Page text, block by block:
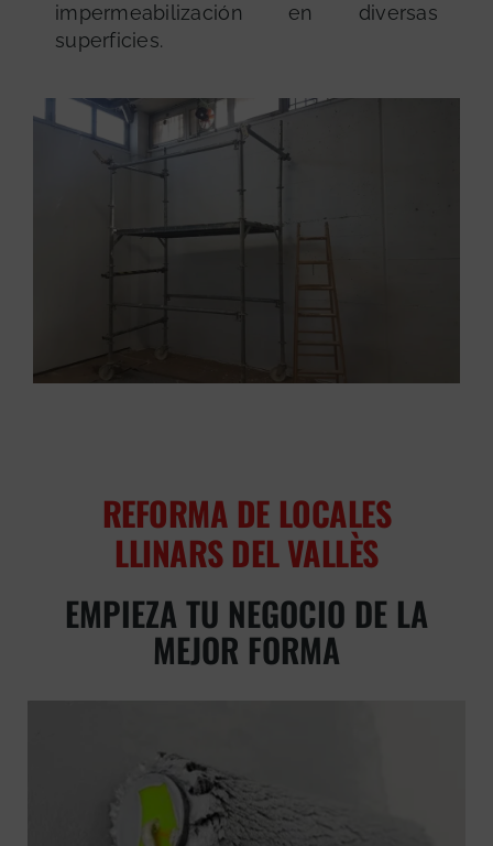
impermeabilización en diversas
superficies.
REFORMA DE LOCALES
LLINARS DEL VALLÈS
EMPIEZA TU NEGOCIO DE LA
MEJOR FORMA